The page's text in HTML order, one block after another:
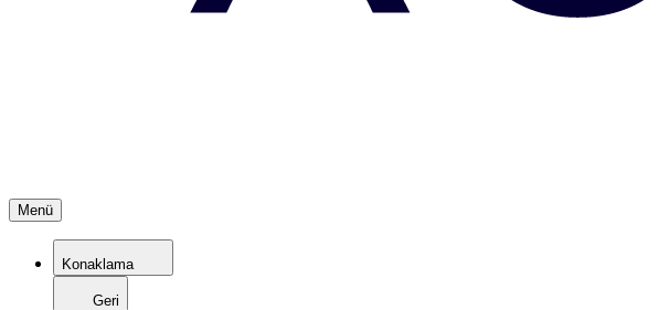
Menü
Konaklama
Geri